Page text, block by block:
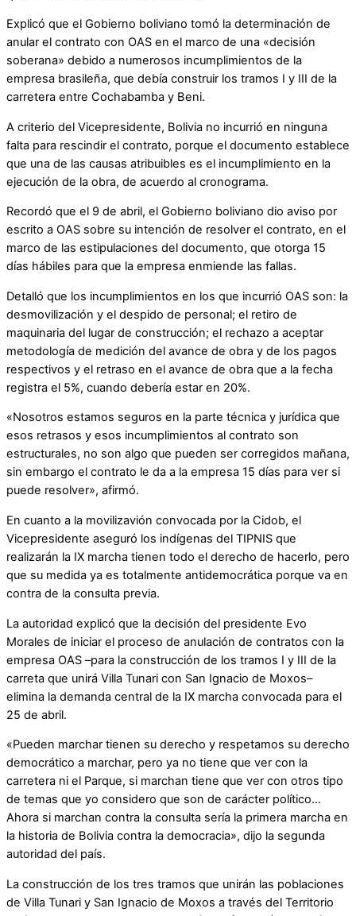
Explicó que el Gobierno boliviano tomó la determinación de
anular el contrato con OAS en el marco de una «decisión
soberana» debido a numerosos incumplimientos de la
empresa brasileña, que debía construir los tramos I y III de la
carretera entre Cochabamba y Beni.
A criterio del Vicepresidente, Bolivia no incurrió en ninguna
falta para rescindir el contrato, porque el documento establece
que una de las causas atribuibles es el incumplimiento en la
ejecución de la obra, de acuerdo al cronograma.
Recordó que el 9 de abril, el Gobierno boliviano dio aviso por
escrito a OAS sobre su intención de resolver el contrato, en el
marco de las estipulaciones del documento, que otorga 15
días hábiles para que la empresa enmiende las fallas.
Detalló que los incumplimientos en los que incurrió OAS son: la
desmovilización y el despido de personal; el retiro de
maquinaria del lugar de construcción; el rechazo a aceptar
metodología de medición del avance de obra y de los pagos
respectivos y el retraso en el avance de obra que a la fecha
registra el 5%, cuando debería estar en 20%.
«Nosotros estamos seguros en la parte técnica y jurídica que
esos retrasos y esos incumplimientos al contrato son
estructurales, no son algo que pueden ser corregidos mañana,
sin embargo el contrato le da a la empresa 15 días para ver si
puede resolver», afirmó.
En cuanto a la movilizavión convocada por la Cidob, el
Vicepresidente aseguró los indígenas del TIPNIS que
realizarán la IX marcha tienen todo el derecho de hacerlo, pero
que su medida ya es totalmente antidemocrática porque va en
contra de la consulta previa.
La autoridad explicó que la decisión del presidente Evo
Morales de iniciar el proceso de anulación de contratos con la
empresa OAS –para la construcción de los tramos I y III de la
carreta que unirá Villa Tunari con San Ignacio de Moxos–
elimina la demanda central de la IX marcha convocada para el
25 de abril.
«Pueden marchar tienen su derecho y respetamos su derecho
democrático a marchar, pero ya no tiene que ver con la
carretera ni el Parque, si marchan tiene que ver con otros tipo
de temas que yo considero que son de carácter político…
Ahora si marchan contra la consulta sería la primera marcha en
la historia de Bolivia contra la democracia», dijo la segunda
autoridad del país.
La construcción de los tres tramos que unirán las poblaciones
de Villa Tunari y San Ignacio de Moxos a través del Territorio